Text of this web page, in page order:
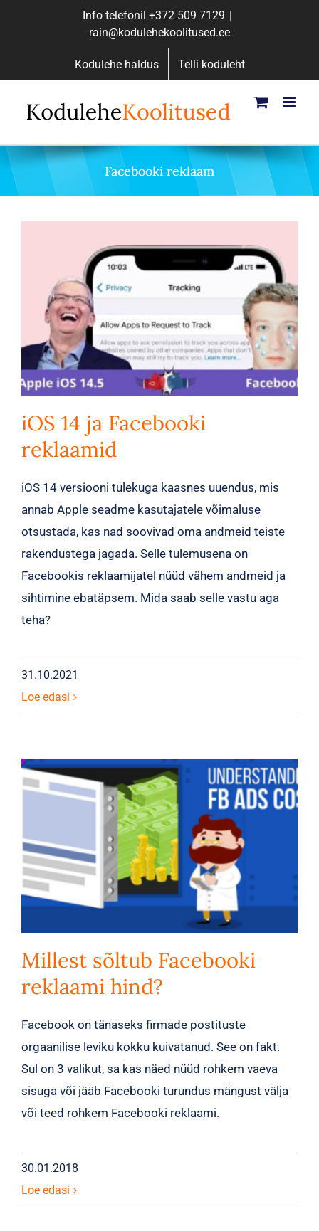
Info telefonil +372 509 7129 |
rain@kodulehekoolitused.ee
Kodulehe haldus Telli koduleht
Facebooki reklaam
iOS 14 ja Facebooki
reklaamid
iOS 14 versiooni tulekuga kaasnes uuendus, mis
annab Apple seadme kasutajatele võimaluse
otsustada, kas nad soovivad oma andmeid teiste
rakendustega jagada. Selle tulemusena on
Facebookis reklaamijatel nüüd vähem andmeid ja
sihtimine ebatäpsem. Mida saab selle vastu aga
teha?
31.10.2021
Loe edasi
Millest sõltub Facebooki
reklaami hind?
Facebook on tänaseks firmade postituste
orgaanilise leviku kokku kuivatanud. See on fakt.
Sul on 3 valikut, sa kas näed nüüd rohkem vaeva
sisuga või jääb Facebooki turundus mängust välja
või teed rohkem Facebooki reklaami.
30.01.2018
Loe edasi